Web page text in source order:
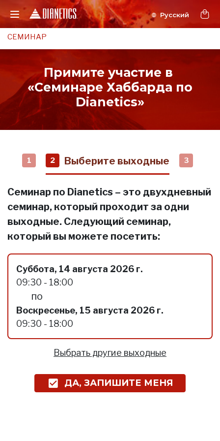
СЕМИНАР
Примите участие в
«Семинаре Хаббарда по
Dianetics»
1 2 Выберите выходные 3
Семинар по Dianetics – это двухдневный
семинар, который проходит за одни
выходные. Следующий семинар,
который вы можете посетить:
Суббота, 14 августа 2026 г.
09:30 - 18:00
по
Воскресенье, 15 августа 2026 г.
09:30 - 18:00
Выбрать другие выходные
ДА, ЗАПИШИТЕ МЕНЯ